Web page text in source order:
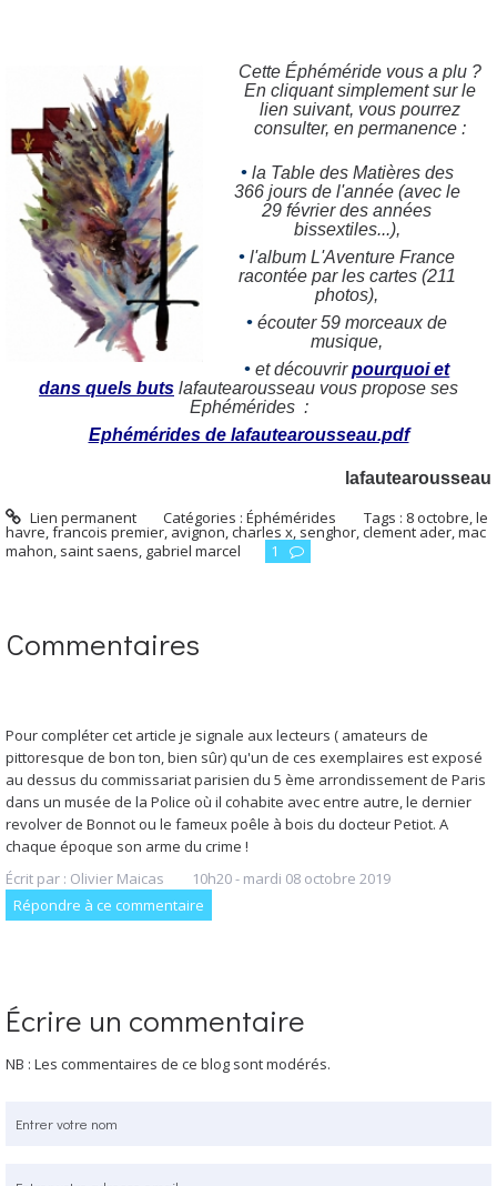
Cette Éphéméride vous a plu ?
En cliquant simplement sur le
lien suivant, vous pourrez
consulter, en permanence :
• la Table des Matières des
366 jours de l'année (avec le
29 février des années
bissextiles...),
•l'album L'Aventure France
racontée par les cartes (211
photos),
•écouter 59 morceaux de
musique,
•et découvrirpourquoi et
dans quels buts lafautearousseau vous propose ses
Ephémérides :
Ephémérides de lafautearousseau.pdf
lafautearousseau
Lien permanent Catégories :Éphémérides Tags : 8 octobre,le
havre,francois premier, avignon,charles x, senghor,clement ader,mac
mahon, saint saens, gabriel marcel 1
Commentaires
Pour compléter cet article je signale aux lecteurs ( amateurs de
pittoresque de bon ton, bien sûr) qu'un de ces exemplaires est exposé
au dessus du commissariat parisien du 5 ème arrondissement de Paris
dans un musée de la Police où il cohabite avec entre autre, le dernier
revolver de Bonnot ou le fameux poêle à bois du docteur Petiot. A
chaque époque son arme du crime !
Écrit par : Olivier Maicas 10h20- mardi 08 octobre 2019
Répondre à ce commentaire
Écrire un commentaire
NB : Les commentaires de ce blog sont modérés.